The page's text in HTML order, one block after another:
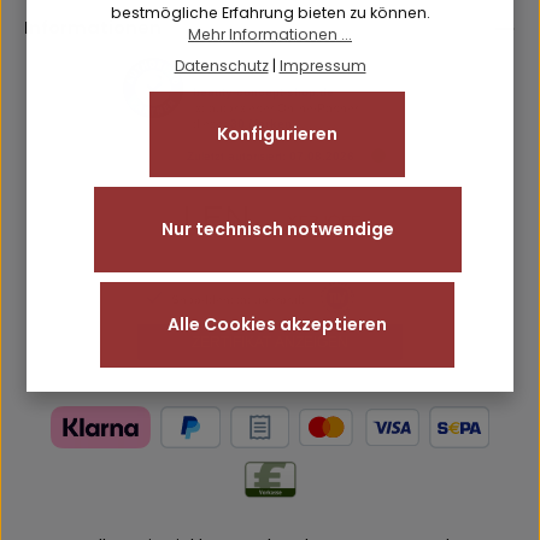
Informationen
bestmögliche Erfahrung bieten zu können.
Mehr Informationen ...
Datenschutz| Impressum
Nur technisch notwendige
Konfigurieren
Alle Cookies akzeptieren